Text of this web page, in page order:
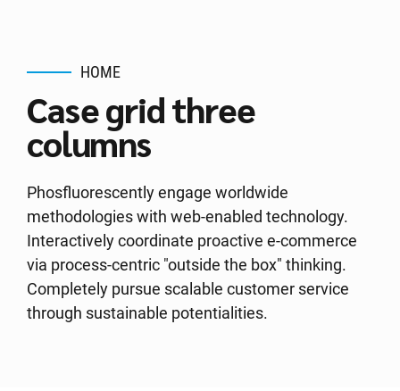
HOME
Case grid three
columns
Phosfluorescently engage worldwide
methodologies with web-enabled technology.
Interactively coordinate proactive e-commerce
via process-centric "outside the box" thinking.
Completely pursue scalable customer service
through sustainable potentialities.